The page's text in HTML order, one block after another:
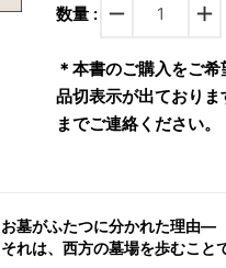
数量 : remove add
＊本書のご購入をご
品切表示が出ており
までご連絡ください。
お墓がふたつに分かれた理由―
それは、西方の墓場を歩むこと